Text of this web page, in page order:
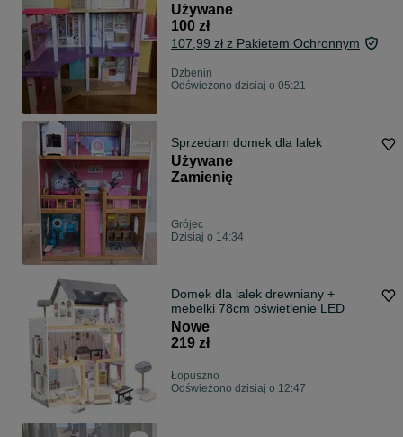
Używane
100 zł
107,99 zł z Pakietem Ochronnym
Dzbenin
Odświeżono dzisiaj o 05:21
Sprzedam domek dla lalek
Używane
Zamienię
Grójec
Dzisiaj o 14:34
Domek dla lalek drewniany +
mebelki 78cm oświetlenie LED
Nowe
219 zł
Łopuszno
Odświeżono dzisiaj o 12:47